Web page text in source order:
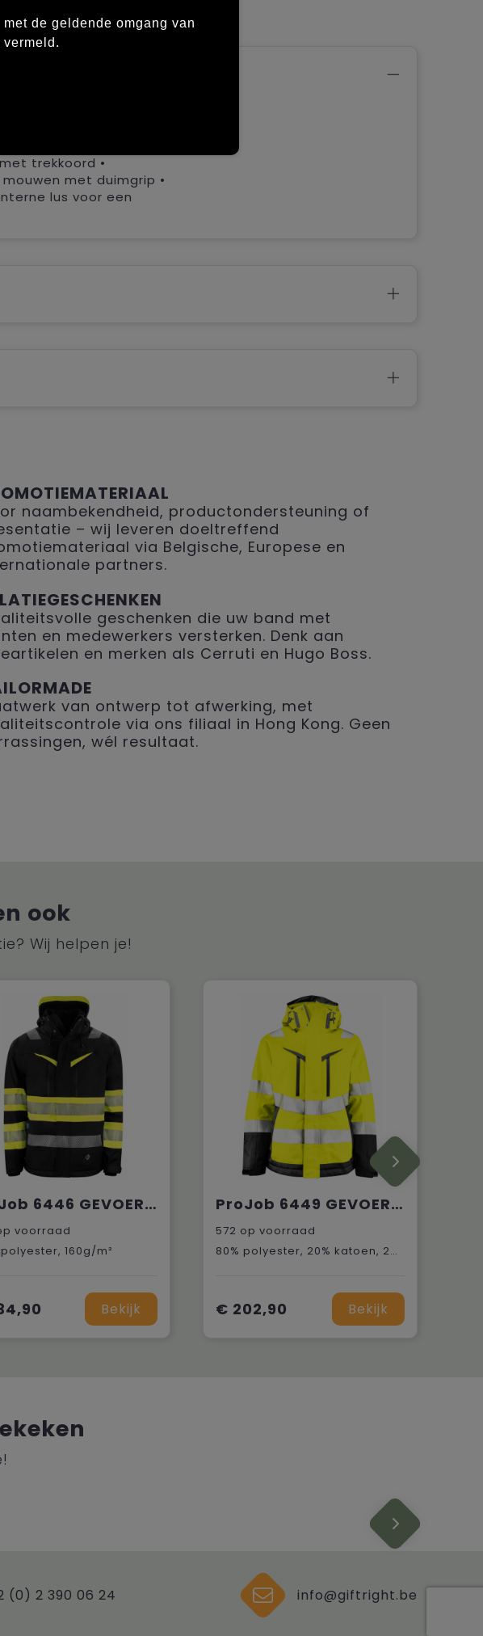
aan de
• reflecterende
met een lus voor
trekkoord •
met duimgrip •
lus voor een
naambekendheid, productondersteuning of
– wij leveren doeltreffend
via Belgische, Europese en
partners.
geschenken die uw band met
en medewerkers versterken. Denk aan
en merken als Cerruti en Hugo Boss.
van ontwerp tot afwerking, met
via ons filiaal in Hong Kong. Geen
wél resultaat.
ook
Wij helpen je!
ProJob 6446 GEVOERDE SIGNALISATIEJAS EN ISO 20471 KLASSE 1
voorraad
polyester, 160g/m²
Bekijk
ProJob 6449 GEVOERDE SIGNALISATIEJAS DAMES EN ISO 20471 KLASSE 2/3
572 op voorraad
80% polyester, 20% katoen, 245 g/m²
€ 202,90 Bekijk
(0) 2 390 06 24 info@giftright.be
de geldende omgang van